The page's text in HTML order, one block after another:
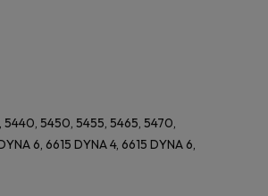
5440, 5450, 5455, 5465, 5470,
6, 6615 DYNA 4, 6615 DYNA 6,